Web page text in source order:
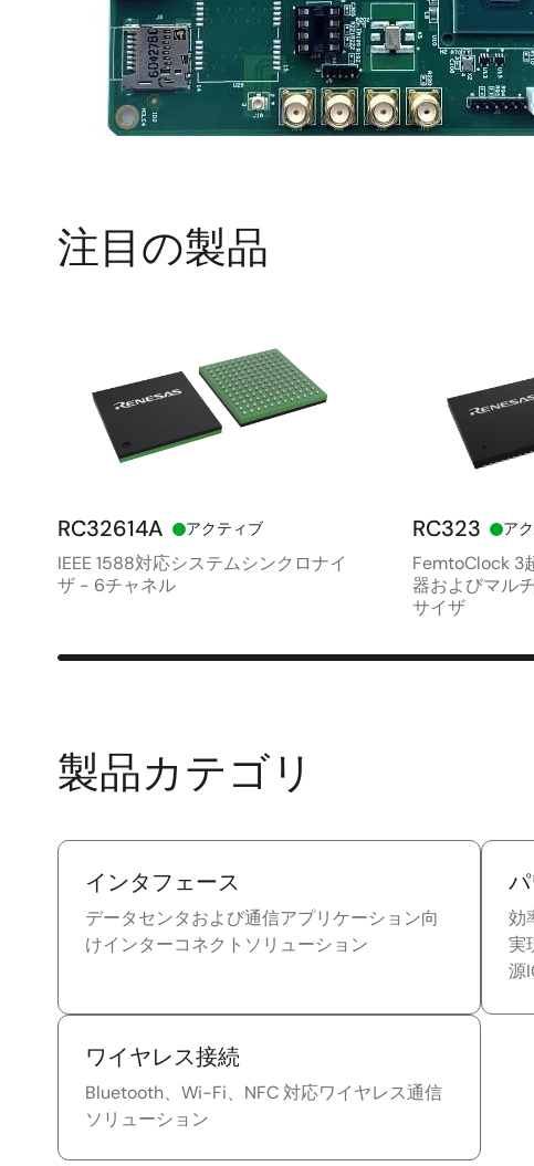
注目の製品
RC32614A アクティブ
IEEE 1588対応システムシンクロナイ
ザ - 6チャネル
RC323 ア
FemtoClock 3
器およびマル
サイザ
製品カテゴリ
インタフェース
データセンタおよび通信アプリケーション向
けインターコネクトソリューション
効
実
源
ワイヤレス接続
Bluetooth、Wi-Fi、NFC 対応ワイヤレス通信
ソリューション